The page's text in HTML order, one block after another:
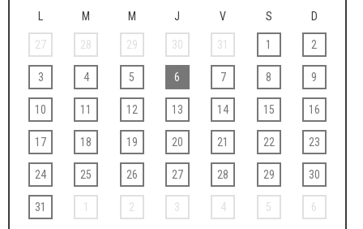
L M M J V S D
27 28 29 30 31 1 2
3 4 5 6 7 8 9
10 11 12 13 14 15 16
17 18 19 20 21 22 23
24 25 26 27 28 29 30
31 1 2 3 4 5 6